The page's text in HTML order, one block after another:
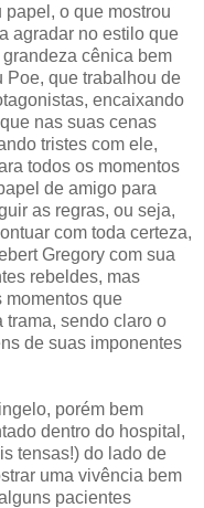
o que mostrou
agradar no estilo que
grandeza cênica bem
Poe, que trabalhou de
encaixando
nas suas cenas
tristes com ele,
todos os momentos
de amigo para
as regras, ou seja,
com toda certeza,
Gregory com sua
rebeldes, mas
momentos que
trama, sendo claro o
de suas imponentes
porém bem
dentro do hospital,
tensas!) do lado de
uma vivência bem
pacientes